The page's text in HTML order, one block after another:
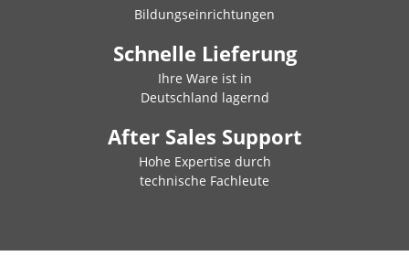
Bildungseinrichtungen
Schnelle Lieferung
Ihre Ware ist in
Deutschland lagernd
After Sales Support
Hohe Expertise durch
technische Fachleute